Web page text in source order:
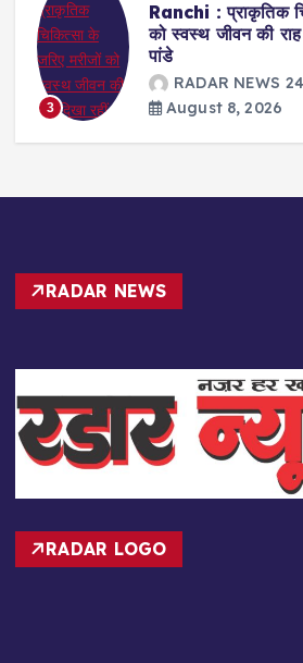
3
Ranchi : प्राकृतिक
को स्वस्थ जीवन की
पांडे
RADAR NEWS 24
August 8, 2026
RADAR NEWS
RADAR LOGO